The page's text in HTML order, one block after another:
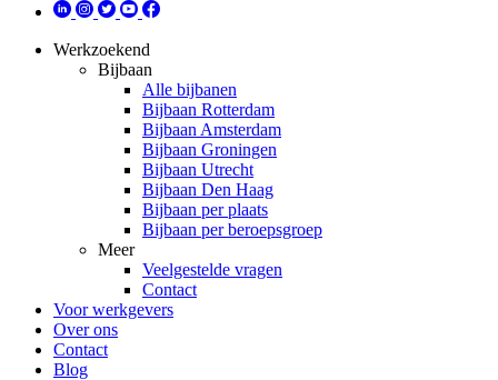
Werkzoekend
Bijbaan
Alle bijbanen
Bijbaan Rotterdam
Bijbaan Amsterdam
Bijbaan Groningen
Bijbaan Utrecht
Bijbaan Den Haag
Bijbaan per plaats
Bijbaan per beroepsgroep
Meer
Veelgestelde vragen
Contact
Voor werkgevers
Over ons
Contact
Blog